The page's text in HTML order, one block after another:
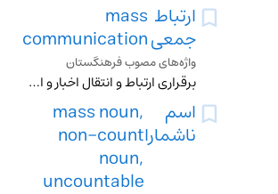
ارتباط
جمعی
mass
communication
واژه‌های مصوب فرهنگستان
برقراری ارتباط و انتقال اخبار و اطلاعات به تمام یا جمع کثیری از مردم در جامعه ازطریق رسانه‌های جمعی
اسم
ناشمارا
mass noun,
non-count
noun,
uncountable